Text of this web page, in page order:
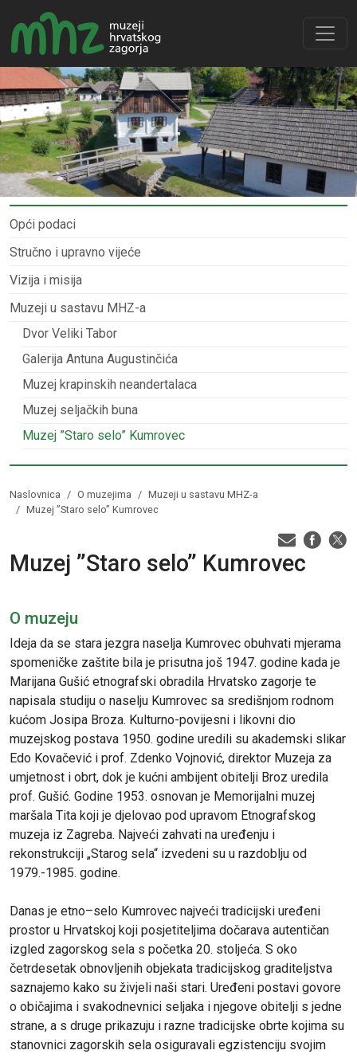
Opći podaci
Stručno i upravno vijeće
Vizija i misija
Muzeji u sastavu MHZ-a
Dvor Veliki Tabor
Galerija Antuna Augustinčića
Muzej krapinskih neandertalaca
Muzej seljačkih buna
Muzej ”Staro selo” Kumrovec
Naslovnica O muzejima
Muzeji u sastavu MHZ-a
Muzej ”Staro selo” Kumrovec
Muzej ”Staro selo” Kumrovec
O muzeju
Ideja da se stara jezgra naselja Kumrovec obuhvati mjerama
spomeničke zaštite bila je prisutna još 1947. godine kada je
Marijana Gušić etnografski obradila Hrvatsko zagorje te
napisala studiju o naselju Kumrovec sa središnjom rodnom
kućom Josipa Broza. Kulturno-povijesni i likovni dio
muzejskog postava 1950. godine uredili su akademski slikar
Edo Kovačević i prof. Zdenko Vojnović, direktor Muzeja za
umjetnost i obrt, dok je kućni ambijent obitelji Broz uredila
prof. Gušić. Godine 1953. osnovan je Memorijalni muzej
maršala Tita koji je djelovao pod upravom Etnografskog
muzeja iz Zagreba. Najveći zahvati na uređenju i
rekonstrukciji „Starog sela“ izvedeni su u razdoblju od
1979.-1985. godine.
Danas je etno–selo Kumrovec najveći tradicijski uređeni
prostor u Hrvatskoj koji posjetiteljima dočarava autentičan
izgled zagorskog sela s početka 20. stoljeća. S oko
četrdesetak obnovljenih objekata tradicijskog graditeljstva
saznajemo kako su živjeli naši stari. Uređeni postavi govore
o običajima i svakodnevnici seljaka i njegove obitelji s jedne
strane, a s druge prikazuju i razne tradicijske obrte kojima su
stanovnici zagorskih sela osiguravali egzistenciju svojim